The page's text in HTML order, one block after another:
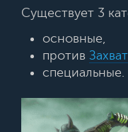
Существует 3
основные,
против
специальные.